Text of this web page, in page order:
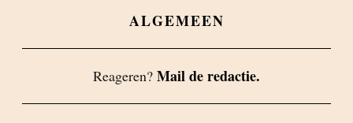
ALGEMEEN
Reageren? Mail de redactie.